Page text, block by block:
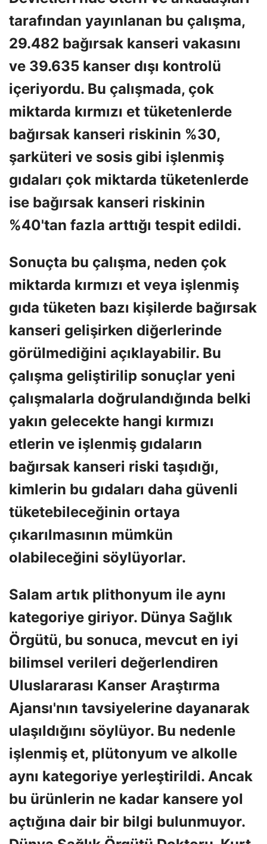
tarafından yayınlanan bu çalışma,
29.482 bağırsak kanseri vakasını
ve 39.635 kanser dışı kontrolü
içeriyordu. Bu çalışmada, çok
miktarda kırmızı et tüketenlerde
bağırsak kanseri riskinin %30,
şarküteri ve sosis gibi işlenmiş
gıdaları çok miktarda tüketenlerde
ise bağırsak kanseri riskinin
%40'tan fazla arttığı tespit edildi.
Sonuçta bu çalışma, neden çok
miktarda kırmızı et veya işlenmiş
gıda tüketen bazı kişilerde bağırsak
kanseri gelişirken diğerlerinde
görülmediğini açıklayabilir. Bu
çalışma geliştirilip sonuçlar yeni
çalışmalarla doğrulandığında belki
yakın gelecekte hangi kırmızı
etlerin ve işlenmiş gıdaların
bağırsak kanseri riski taşıdığı,
kimlerin bu gıdaları daha güvenli
tüketebileceğinin ortaya
çıkarılmasının mümkün
olabileceğini söylüyorlar.
Salam artık plithonyum ile aynı
kategoriye giriyor. Dünya Sağlık
Örgütü, bu sonuca, mevcut en iyi
bilimsel verileri değerlendiren
Uluslararası Kanser Araştırma
Ajansı'nın tavsiyelerine dayanarak
ulaşıldığını söylüyor. Bu nedenle
işlenmiş et, plütonyum ve alkolle
aynı kategoriye yerleştirildi. Ancak
bu ürünlerin ne kadar kansere yol
açtığına dair bir bilgi bulunmuyor.